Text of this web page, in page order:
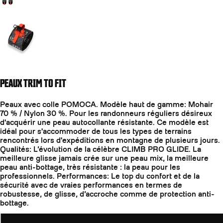
PEAUX TRIM TO FIT
Peaux avec colle POMOCA. Modèle haut de gamme: Mohair
70 % / Nylon 30 %. Pour les randonneurs réguliers désireux
d'acquérir une peau autocollante résistante. Ce modèle est
idéal pour s'accommoder de tous les types de terrains
rencontrés lors d'expéditions en montagne de plusieurs jours.
Qualités: L’évolution de la célèbre CLIMB PRO GLIDE. La
meilleure glisse jamais crée sur une peau mix, la meilleure
peau anti-bottage, très résistante : la peau pour les
professionnels. Performances: Le top du confort et de la
sécurité avec de vraies performances en termes de
robustesse, de glisse, d’accroche comme de protection anti-
bottage.